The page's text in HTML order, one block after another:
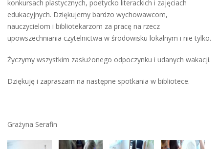
konkursach plastycznych, poetycko literackich i zajęciach
edukacyjnych. Dziękujemy bardzo wychowawcom,
nauczycielom i bibliotekarzom za pracę na rzecz
upowszechniania czytelnictwa w środowisku lokalnym i nie tylko.
Życzymy wszystkim zasłużonego odpoczynku i udanych wakacji.
Dziękuję i zapraszam na następne spotkania w bibliotece.
Grażyna Serafin